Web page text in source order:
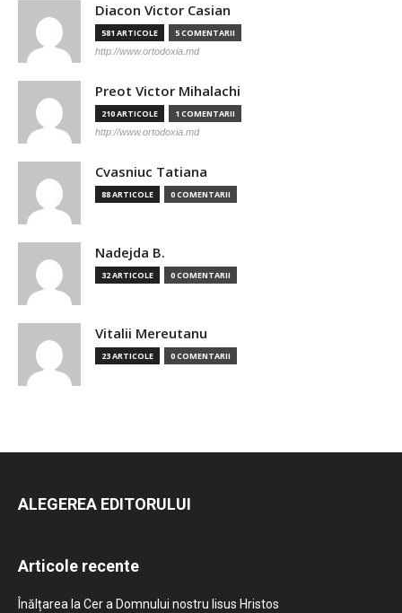
Diacon Victor Casian
581 ARTICOLE 5 COMENTARII
http://www.ortodoxia.md
Preot Victor Mihalachi
210 ARTICOLE 1 COMENTARII
http://www.ortodoxia.md
Cvasniuc Tatiana
88 ARTICOLE 0 COMENTARII
Nadejda B.
32 ARTICOLE 0 COMENTARII
Vitalii Mereutanu
23 ARTICOLE 0 COMENTARII
ALEGEREA EDITORULUI
Articole recente
Înălțarea la Cer a Domnului nostru Iisus Hristos